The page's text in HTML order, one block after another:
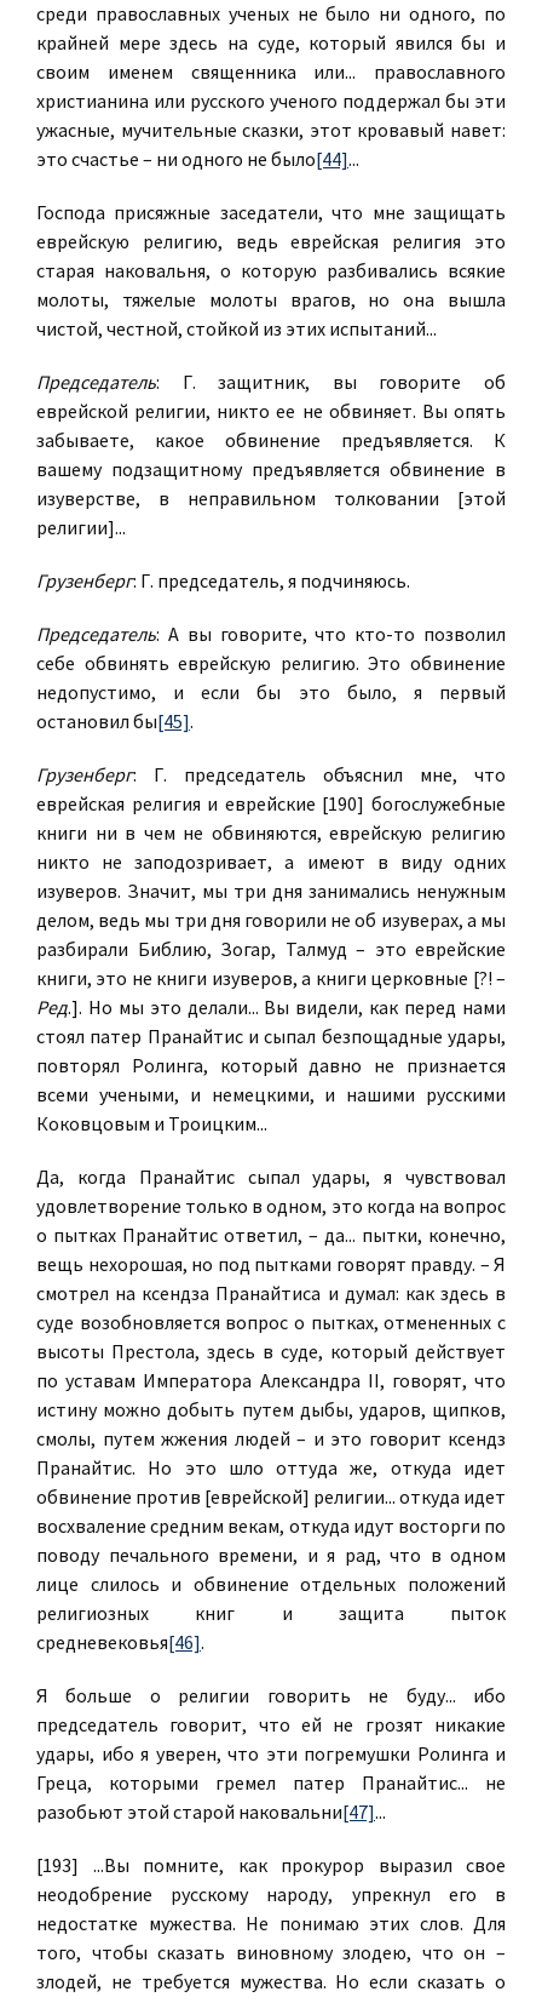
среди православных ученых не было ни одного, по
крайней мере здесь на суде, который явился бы и
своим именем священника или... православного
христианина или русского ученого поддержал бы эти
ужасные, мучительные сказки, этот кровавый навет:
это счастье – ни одного не было[44]...
Господа присяжные заседатели, что мне защищать
еврейскую религию, ведь еврейская религия это
старая наковальня, о которую разбивались всякие
молоты, тяжелые молоты врагов, но она вышла
чистой, честной, стойкой из этих испытаний...
Председатель: Г. защитник, вы говорите об
еврейской религии, никто ее не обвиняет. Вы опять
забываете, какое обвинение предъявляется. К
вашему подзащитному предъявляется обвинение в
изуверстве, в неправильном толковании [этой
религии]...
Грузенберг: Г. председатель, я подчиняюсь.
Председатель: А вы говорите, что кто-то позволил
себе обвинять еврейскую религию. Это обвинение
недопустимо, и если бы это было, я первый
остановил бы[45].
Грузенберг: Г. председатель объяснил мне, что
еврейская религия и еврейские [190] богослужебные
книги ни в чем не обвиняются, еврейскую религию
никто не заподозривает, а имеют в виду одних
изуверов. Значит, мы три дня занимались ненужным
делом, ведь мы три дня говорили не об изуверах, а мы
разбирали Библию, Зогар, Талмуд – это еврейские
книги, это не книги изуверов, а книги церковные [?! –
Ред.]. Но мы это делали... Вы видели, как перед нами
стоял патер Пранайтис и сыпал безпощадные удары,
повторял Ролинга, который давно не признается
всеми учеными, и немецкими, и нашими русскими
Коковцовым и Троицким...
Да, когда Пранайтис сыпал удары, я чувствовал
удовлетворение только в одном, это когда на вопрос
о пытках Пранайтис ответил, – да... пытки, конечно,
вещь нехорошая, но под пытками говорят правду. – Я
смотрел на ксендза Пранайтиса и думал: как здесь в
суде возобновляется вопрос о пытках, отмененных с
высоты Престола, здесь в суде, который действует
по уставам Императора Александра II, говорят, что
истину можно добыть путем дыбы, ударов, щипков,
смолы, путем жжения людей – и это говорит ксендз
Пранайтис. Но это шло оттуда же, откуда идет
обвинение против [еврейской] религии... откуда идет
восхваление средним векам, откуда идут восторги по
поводу печального времени, и я рад, что в одном
лице слилось и обвинение отдельных положений
религиозных книг и защита пыток
средневековья[46].
Я больше о религии говорить не буду... ибо
председатель говорит, что ей не грозят никакие
удары, ибо я уверен, что эти погремушки Ролинга и
Греца, которыми гремел патер Пранайтис... не
разобьют этой старой наковальни[47]...
[193] ...Вы помните, как прокурор выразил свое
неодобрение русскому народу, упрекнул его в
недостатке мужества. Не понимаю этих слов. Для
того, чтобы сказать виновному злодею, что он –
злодей, не требуется мужества. Но если сказать о